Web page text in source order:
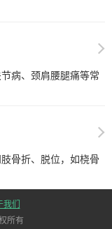
病、颈肩腰腿痛等常
骨折、脱位，如桡骨
我们
所有